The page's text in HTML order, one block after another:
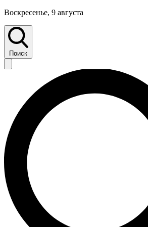
Воскресенье, 9 августа
Поиск